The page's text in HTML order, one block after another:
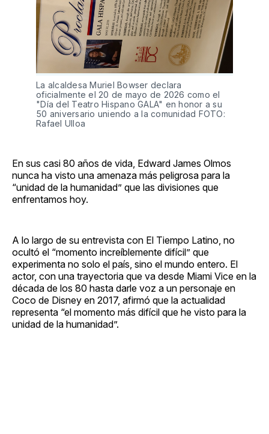
La alcaldesa Muriel Bowser declara
oficialmente el 20 de mayo de 2026 como el
"Día del Teatro Hispano GALA" en honor a su
50 aniversario uniendo a la comunidad FOTO:
Rafael Ulloa
En sus casi 80 años de vida, Edward James Olmos
nunca ha visto una amenaza más peligrosa para la
“unidad de la humanidad” que las divisiones que
enfrentamos hoy.
A lo largo de su entrevista con El Tiempo Latino, no
ocultó el “momento increíblemente difícil” que
experimenta no solo el país, sino el mundo entero. El
actor, con una trayectoria que va desde Miami Vice en la
década de los 80 hasta darle voz a un personaje en
Coco de Disney en 2017, afirmó que la actualidad
representa “el momento más difícil que he visto para la
unidad de la humanidad”.